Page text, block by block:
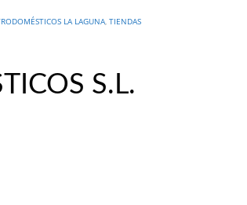
LA LAGUNA, TIENDAS
S.L.